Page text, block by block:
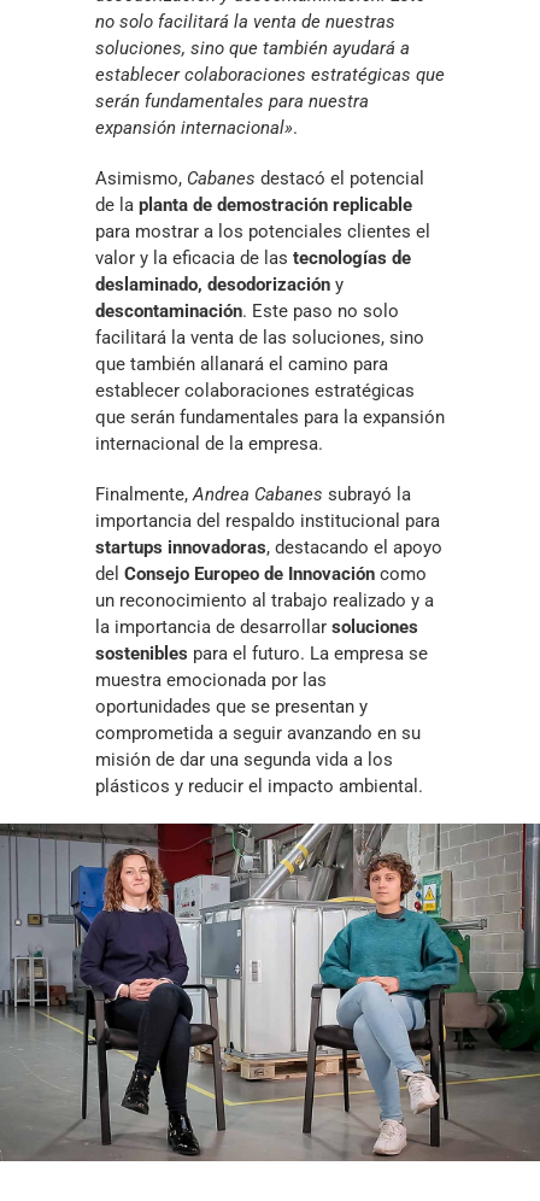
no solo facilitará la venta de nuestras
soluciones, sino que también ayudará a
establecer colaboraciones estratégicas que
serán fundamentales para nuestra
expansión internacional».
Asimismo, Cabanes destacó el potencial
de la planta de demostración replicable
para mostrar a los potenciales clientes el
valor y la eficacia de las tecnologías de
deslaminado, desodorización y
descontaminación. Este paso no solo
facilitará la venta de las soluciones, sino
que también allanará el camino para
establecer colaboraciones estratégicas
que serán fundamentales para la expansión
internacional de la empresa.
Finalmente,Andrea Cabanes subrayó la
importancia del respaldo institucional para
startups innovadoras, destacando el apoyo
del Consejo Europeo de Innovación como
un reconocimiento al trabajo realizado y a
la importancia de desarrollar soluciones
sostenibles para el futuro. La empresa se
muestra emocionada por las
oportunidades que se presentan y
comprometida a seguir avanzando en su
misión de dar una segunda vida a los
plásticos y reducir el impacto ambiental.